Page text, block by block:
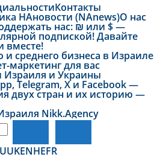
Контакты
НАновости (NAnews)О нас
нас: ₪ или $ —
подпиской! Давайте
вместе!
среднего бизнеса в Израиле
маркетинг для вас
Израиля и Украины
Telegram, X и Facebook —
двух стран и их историю —
Nikk.Agency
UKENHEFR